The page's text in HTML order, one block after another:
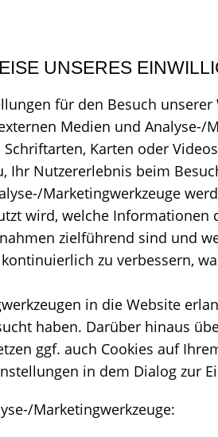
UNSERES
für den Besuch
Medien und Analyse-/
Karten oder
Nutzererlebnis beim
Marketingwerkzeuge
wird, welche
zielführend sind und
zu verbessern,
in die Website
haben. Darüber hinaus
ggf. auch Cookies auf
in dem Dialog zur
Marketingwerkzeuge: